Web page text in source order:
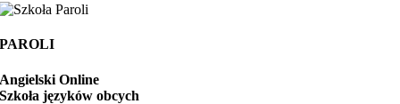
PAROLI
Angielski Online
Szkoła języków obcych